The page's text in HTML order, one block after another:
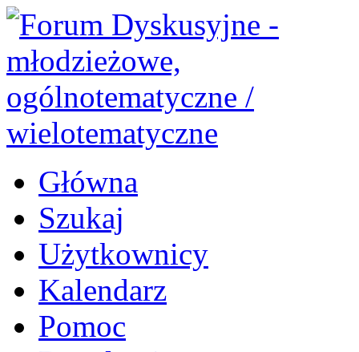
Główna
Szukaj
Użytkownicy
Kalendarz
Pomoc